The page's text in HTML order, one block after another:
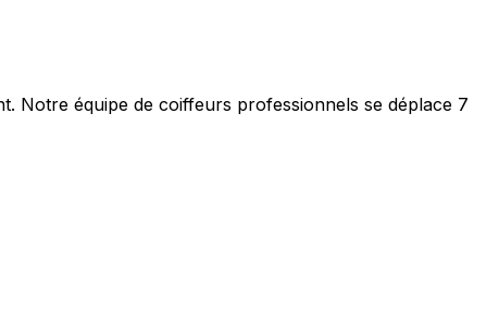
Notre équipe de coiffeurs professionnels se déplace 7